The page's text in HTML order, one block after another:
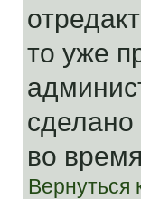
то уже
сделано
во
Вернуться